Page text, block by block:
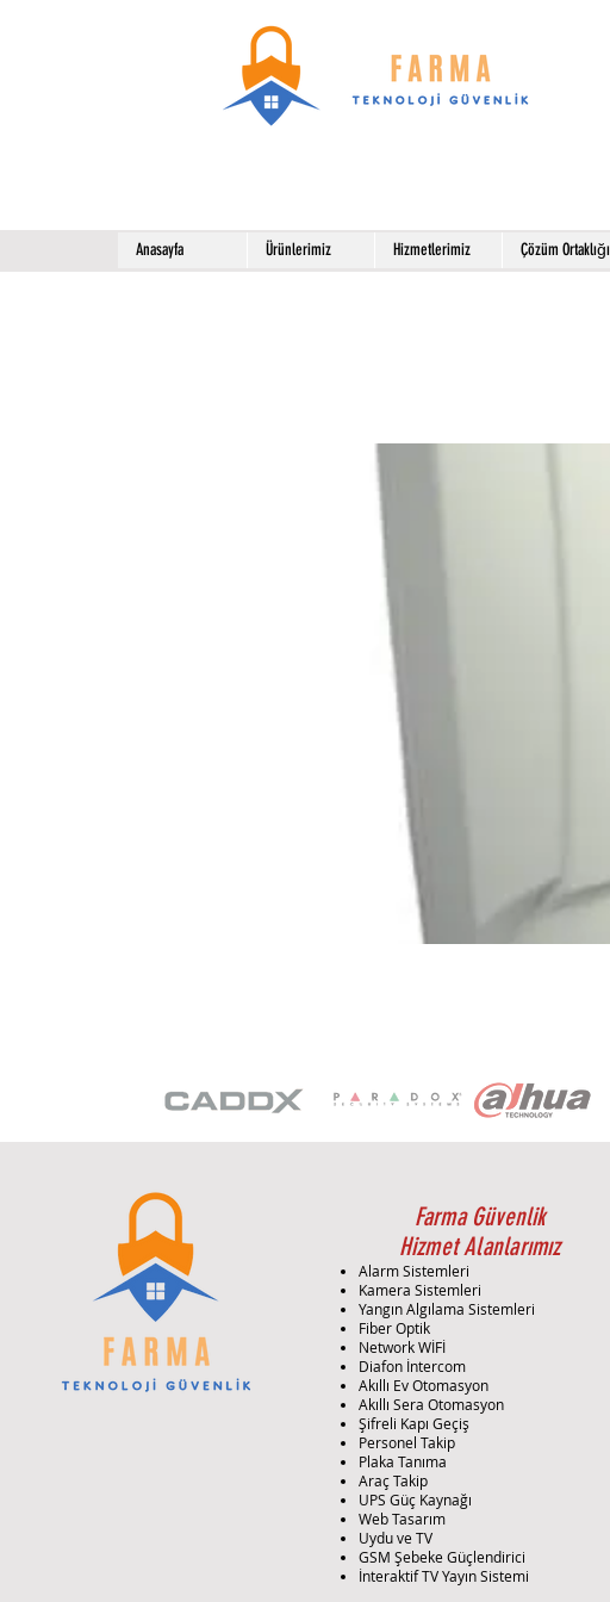
Anasayfa Ürünlerimiz Hizmetlerimiz Çözüm Ortaklığı
Farma Güvenlik
Hizmet Alanlarımız
Alarm Sistemleri
Kamera Sistemleri
Yangın Algılama Sistemleri
Fiber Optik
Network WİFİ
Diafon İntercom
Akıllı Ev Otomasyon
Akıllı Sera Otomasyon
Şifreli Kapı Geçiş
Personel Takip
Plaka Tanıma
Araç Takip
UPS Güç Kaynağı
Web Tasarım
Uydu ve TV
GSM Şebeke Güçlendirici
İnteraktif TV Yayın Sistemi